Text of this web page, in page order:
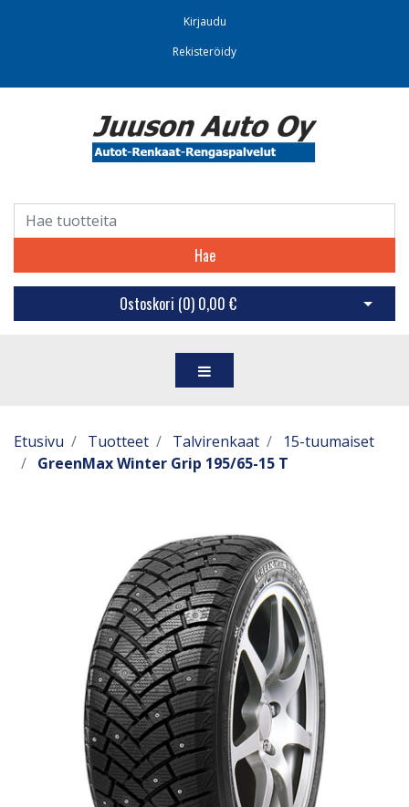
Kirjaudu
Rekisteröidy
Hae
Ostoskori (0) 0,00 € Avaa
Etusivu Tuotteet Talvirenkaat
15-tuumaiset
GreenMax Winter Grip 195/65-15 T